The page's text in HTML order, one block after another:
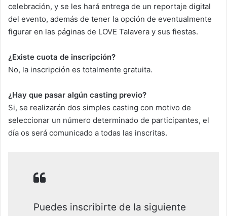
celebración, y se les hará entrega de un reportaje digital
del evento, además de tener la opción de eventualmente
figurar en las páginas de LOVE Talavera y sus fiestas.
¿Existe cuota de inscripción?
No, la inscripción es totalmente gratuita.
¿Hay que pasar algún casting previo?
Si, se realizarán dos simples casting con motivo de
seleccionar un número determinado de participantes, el
día os será comunicado a todas las inscritas.
Puedes inscribirte de la siguiente